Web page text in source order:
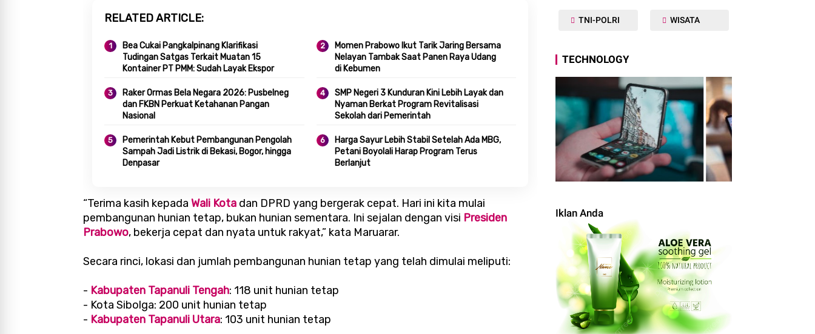
RELATED ARTICLE
Bea Cukai Pangkalpinang Klarifikasi
Tudingan Satgas Terkait Muatan 15
Kontainer PT PMM: Sudah Layak Ekspor
Momen Prabowo Ikut Tarik Jaring Bersama
Nelayan Tambak Saat Panen Raya Udang
di Kebumen
Raker Ormas Bela Negara 2026: Pusbelneg
dan FKBN Perkuat Ketahanan Pangan
Nasional
SMP Negeri 3 Kunduran Kini Lebih Layak dan
Nyaman Berkat Program Revitalisasi
Sekolah dari Pemerintah
Pemerintah Kebut Pembangunan Pengolah
Sampah Jadi Listrik di Bekasi, Bogor, hingga
Denpasar
Harga Sayur Lebih Stabil Setelah Ada MBG,
Petani Boyolali Harap Program Terus
Berlanjut
“Terima kasih kepada Wali Kota dan DPRD yang bergerak cepat. Hari ini kita mulai
pembangunan hunian tetap, bukan hunian sementara. Ini sejalan dengan visi Presiden
Prabowo, bekerja cepat dan nyata untuk rakyat,” kata Maruarar.
Secara rinci, lokasi dan jumlah pembangunan hunian tetap yang telah dimulai meliputi:
- Kabupaten Tapanuli Tengah: 118 unit hunian tetap
- Kota Sibolga: 200 unit hunian tetap
- Kabupaten Tapanuli Utara: 103 unit hunian tetap
TNI-POLRI WISATA
TECHNOLOGY
Iklan Anda